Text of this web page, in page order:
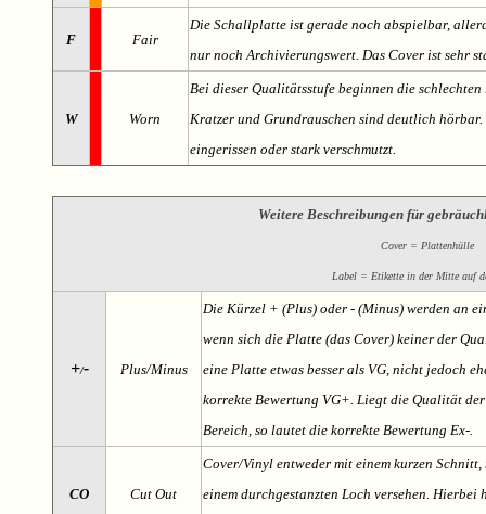
F Fair
Die Schallplatte ist gerade noch abspielbar,
nur noch Archivierungswert. Das Cover ist sehr
W Worn
Bei dieser Qualitätsstufe beginnen die
Kratzer und Grundrauschen sind deutlich
eingerissen oder stark verschmutzt.
Weitere Beschreibungen für
Cover = Plattenhülle
Label = Etikette in der Mitte auf
+/- Plus/Minus
Die Kürzel + (Plus) oder - (Minus) werden an
wenn sich die Platte (das Cover) keiner der
eine Platte etwas besser als VG, nicht jedoch
korrekte Bewertung VG+. Liegt die Qualität
Bereich, so lautet die korrekte Bewertung Ex-.
CO Cut Out
Cover/Vinyl entweder mit einem kurzen
einem durchgestanzten Loch versehen. Hierbei